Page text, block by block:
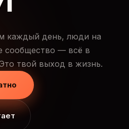
каждый день, люди на
сообщество — всё в
твой выход в жизнь.